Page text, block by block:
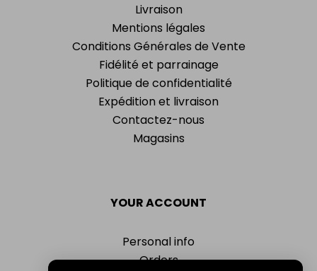
Livraison
Mentions légales
Conditions Générales de Vente
Fidélité et parrainage
Politique de confidentialité
Expédition et livraison
Contactez-nous
Magasins
YOUR ACCOUNT
Personal info
Orders